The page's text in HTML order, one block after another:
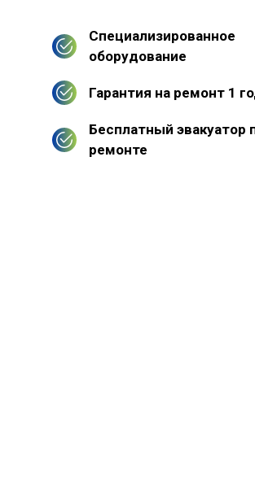
Специализированное
оборудование
Гарантия на ремонт 1
Бесплатный эвакуатор
ремонте